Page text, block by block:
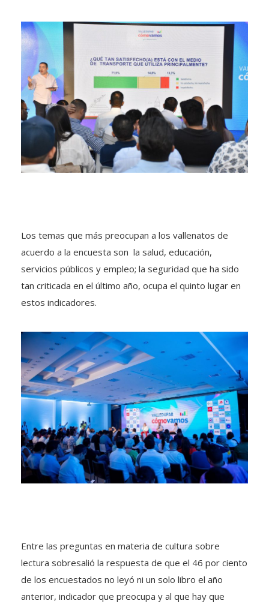
Los temas que más preocupan a los vallenatos de
acuerdo a la encuesta son la salud, educación,
servicios públicos y empleo; la seguridad que ha sido
tan criticada en el último año, ocupa el quinto lugar en
estos indicadores.
Entre las preguntas en materia de cultura sobre
lectura sobresalió la respuesta de que el 46 por ciento
de los encuestados no leyó ni un solo libro el año
anterior, indicador que preocupa y al que hay que